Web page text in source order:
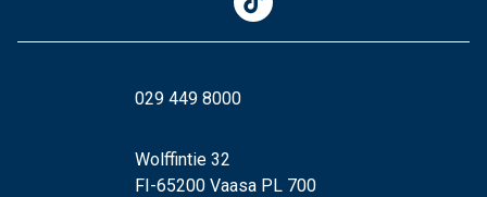
029 449 8000
Wolffintie 32
FI-65200 Vaasa PL 700